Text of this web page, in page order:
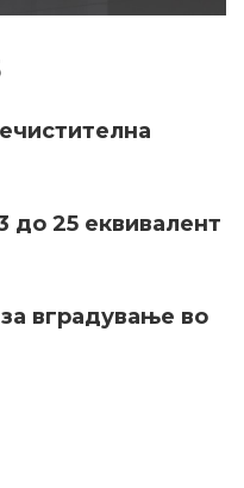
до 25 еквивалент
вградување во